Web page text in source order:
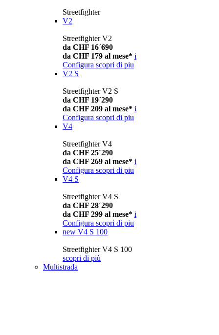
Streetfighter
V2
Streetfighter V2
da CHF 16´690
da CHF 179 al mese* i
Configura scopri di piu
V2 S
Streetfighter V2 S
da CHF 19´290
da CHF 209 al mese* i
Configura scopri di piu
V4
Streetfighter V4
da CHF 25´290
da CHF 269 al mese* i
Configura scopri di piu
V4 S
Streetfighter V4 S
da CHF 28´290
da CHF 299 al mese* i
Configura scopri di piu
new V4 S 100
Streetfighter V4 S 100
scopri di più
Multistrada